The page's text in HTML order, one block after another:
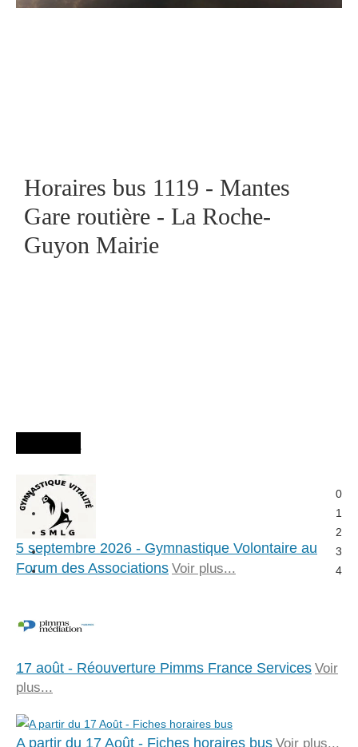
0
1
2
3
4
Horaires bus 1119 - Mantes
Gare routière - La Roche-
Guyon Mairie
5 septembre 2026 - Gymnastique Volontaire au
Forum des Associations Voir plus...
17 août - Réouverture Pimms France Services Voir
plus...
A partir du 17 Août - Fiches horaires bus Voir plus...